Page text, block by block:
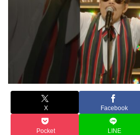
X Facebook
Pocket LINE